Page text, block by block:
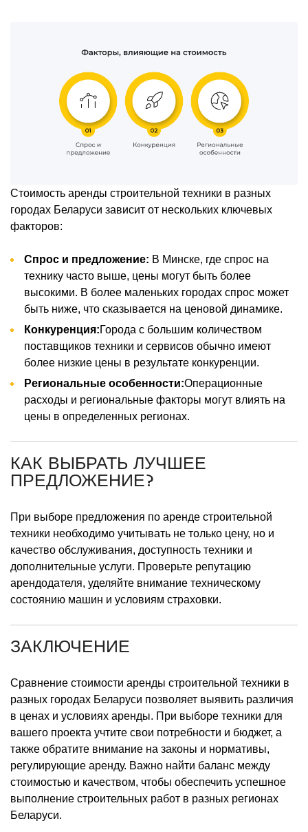
Стоимость аренды строительной техники в разных
городах Беларуси зависит от нескольких ключевых
факторов:
Спрос и предложение: В Минске, где спрос на
технику часто выше, цены могут быть более
высокими. В более маленьких городах спрос может
быть ниже, что сказывается на ценовой динамике.
Конкуренция:Города с большим количеством
поставщиков техники и сервисов обычно имеют
более низкие цены в результате конкуренции.
Региональные особенности:Операционные
расходы и региональные факторы могут влиять на
цены в определенных регионах.
КАК ВЫБРАТЬ ЛУЧШЕЕ
ПРЕДЛОЖЕНИЕ?
При выборе предложения по аренде строительной
техники необходимо учитывать не только цену, но и
качество обслуживания, доступность техники и
дополнительные услуги. Проверьте репутацию
арендодателя, уделяйте внимание техническому
состоянию машин и условиям страховки.
ЗАКЛЮЧЕНИЕ
Сравнение стоимости аренды строительной техники в
разных городах Беларуси позволяет выявить различия
в ценах и условиях аренды. При выборе техники для
вашего проекта учтите свои потребности и бюджет, а
также обратите внимание на законы и нормативы,
регулирующие аренду. Важно найти баланс между
стоимостью и качеством, чтобы обеспечить успешное
выполнение строительных работ в разных регионах
Беларуси.